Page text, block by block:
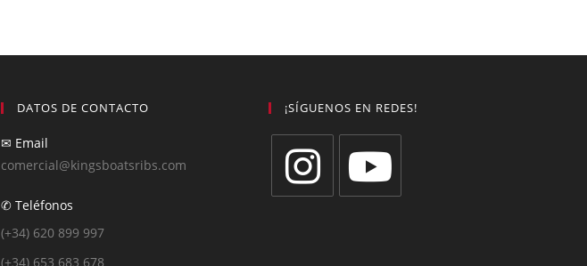
DATOS DE CONTACTO
✉ Email
comercial@kingsboatsribs.com
✆ Teléfonos
(+34) 620 899 997
(+34) 653 683 678
¡SÍGUENOS EN REDES!